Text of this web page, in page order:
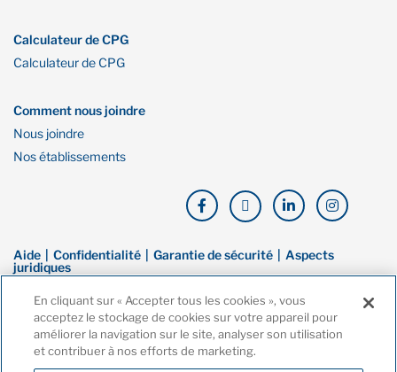
Calculateur de CPG
Calculateur de CPG
Comment nous joindre
Nous joindre
Nos établissements
Aide Confidentialité Garantie de sécurité
Aspects
juridiques
© Droit d’auteur de Financière Oaken. Tous droits réservés. La Financière
Oaken est une marque de commerce de Banque Home, une filiale en
propriété exclusive de la Compagnie Home Trust. Ces dernières sont
toutes deux membres de la Société d’assurance-dépôts du Canada
En cliquant sur « Accepter tous les cookies », vous
acceptez le stockage de cookies sur votre appareil pour
améliorer la navigation sur le site, analyser son utilisation
et contribuer à nos efforts de marketing.